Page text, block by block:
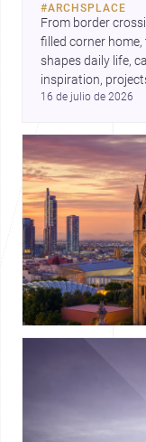
#ARCHSPLACE
From border
filled corner
shapes daily life,
inspiration,
16 de julio de 2026